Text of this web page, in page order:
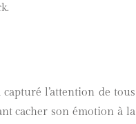
l’attention de tous
cacher son émotion à la